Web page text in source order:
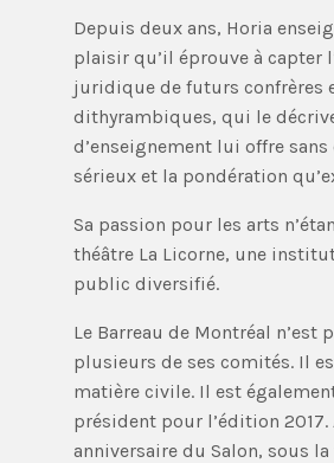
Depuis deux ans, Horia
plaisir qu’il éprouve à capter
juridique de futurs confrères
dithyrambiques, qui le
d’enseignement lui offre
sérieux et la pondération
Sa passion pour les arts
théâtre La Licorne, une
public diversifié.
Le Barreau de Montréal
plusieurs de ses comités. Il
matière civile. Il est
président pour l’édition
anniversaire du Salon, sous